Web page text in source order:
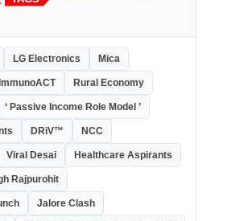
LG Electronics Mica
ImmunoACT Rural Economy
‘ Passive Income Role Model ’
DRiV™ NCC
Viral Desai Healthcare Aspirants
Rajpurohit
Jalore Clash